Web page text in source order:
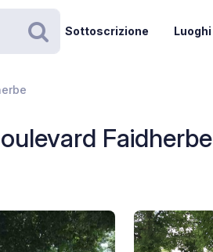
Ricerca
Sottoscrizione Luoghi
Faidherbe